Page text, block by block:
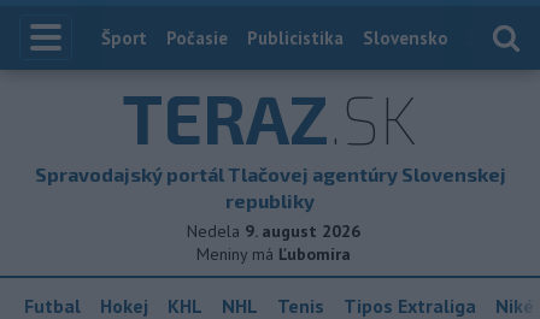
Index
Šport Počasie Publicistika Slovensko
TERAZ.SK
Spravodajský portál Tlačovej agentúry Slovenskej
republiky
Nedela 9. august 2026
Meniny má Ľubomíra
Futbal Hokej KHL NHL Tenis Tipos Extraliga